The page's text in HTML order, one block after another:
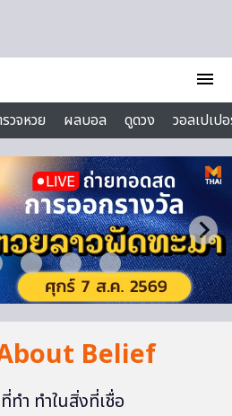
menu
วจหวย ผลบอล ดูดวง
วอลเปเป
Belief
ทำ ทำในสิ่งที่เชื่อ